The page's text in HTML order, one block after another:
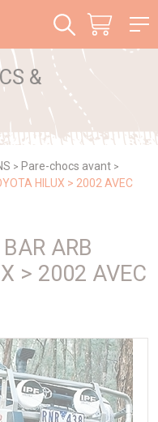
&
> Pare-chocs avant >
HILUX > 2002 AVEC
ARB
> 2002 AVEC